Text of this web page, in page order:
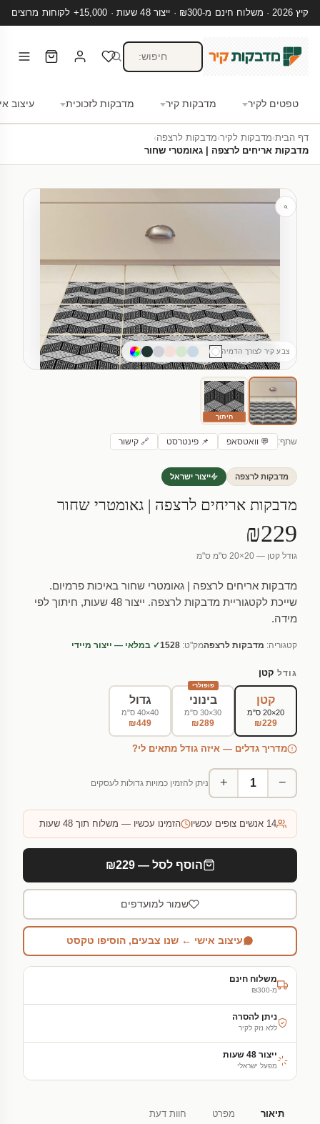
קיץ 2026 · משלוח חינם מ-₪300 · ייצור 48 שעות · 15,000+ לקוחות מרוצים
טפטים לקיר מדבקות קיר מדבקות לזכוכית עיצוב
דף הבית›מדבקות לקיר›מדבקות לרצפה›
מדבקות אריחים לרצפה | גאומטרי שחור
צבע קיר לצורך הדמיה
חיתוך
שתף: 💬 וואטסאפ 📌 פינטרסט 🔗 קישור
מדבקות לרצפה ייצור ישראל
מדבקות אריחים לרצפה | גאומטרי שחור
₪229
גודל קטן — 20×20 ס"מ ס"מ
מדבקות אריחים לרצפה | גאומטרי שחור באיכות פרמיום.
שייכת לקטגוריית מדבקות לרצפה. ייצור 48 שעות, חיתוך לפי
מידה.
קטגוריה: מדבקות לרצפהמק"ט: 1528✓ במלאי — ייצור מיידי
גודל קטן
קטן
20×20 ס"מ
₪229
פופולרי
בינוני
30×30 ס"מ
₪289
גדול
40×40 ס"מ
₪449
מדריך גדלים — איזה גודל מתאים לי?
−
+ ניתן להזמין כמויות גדולות לעסקים
14 אנשים צופים עכשיו הזמינו עכשיו — משלוח תוך 48 שעות
הוסף לסל — ₪229
שמור למועדפים
עיצוב אישי ← שנו צבעים, הוסיפו טקסט
משלוח חינם
מ-₪300
ניתן להסרה
ללא נזק לקיר
ייצור 48 שעות
מפעל ישראלי
תיאור מפרט חוות דעת